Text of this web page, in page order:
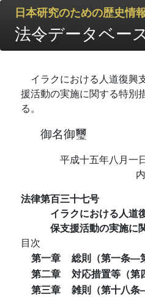
日本研究のための歴史情
法令データベー
イラクにおける人道復興
援活動の実施に関する特別
る。
御名御璽
平成十五年八月一
法律第百三十七号
イラクにおける人道
保支援活動の実施に
目次
第一章
総則（第一条―
第二章
対応措置等（第
第三章
雑則（第十八条